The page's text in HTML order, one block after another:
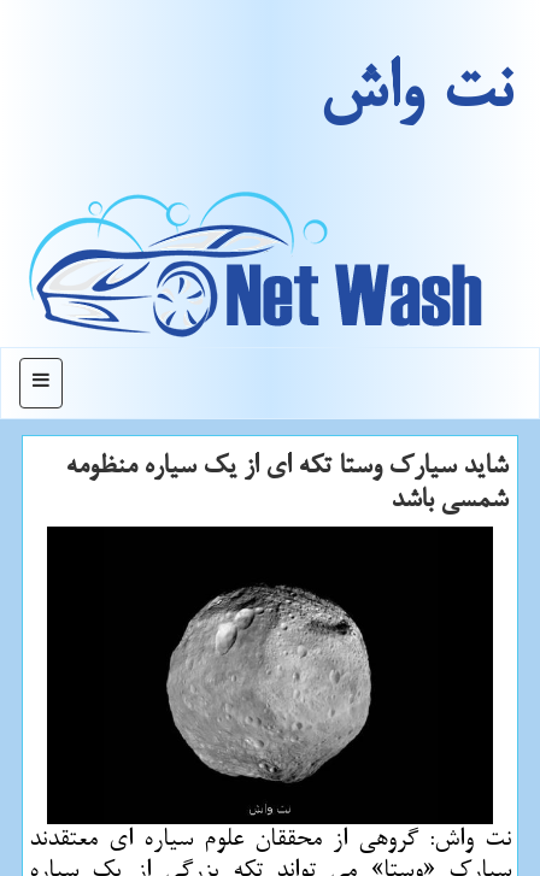
نت واش
منو
شاید سیارک وستا تکه ای از یک سیاره منظومه
شمسی باشد
نت واش: گروهی از محققان علوم سیاره ای معتقدند